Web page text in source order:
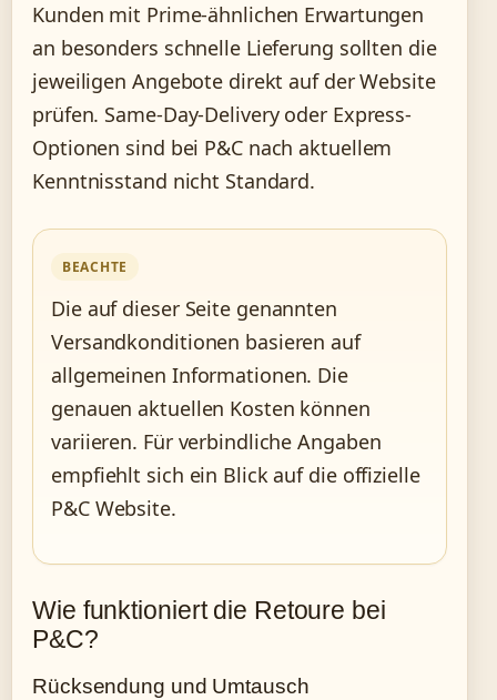
Kunden mit Prime-ähnlichen Erwartungen
an besonders schnelle Lieferung sollten die
jeweiligen Angebote direkt auf der Website
prüfen. Same-Day-Delivery oder Express-
Optionen sind bei P&C nach aktuellem
Kenntnisstand nicht Standard.
BEACHTE
Die auf dieser Seite genannten
Versandkonditionen basieren auf
allgemeinen Informationen. Die
genauen aktuellen Kosten können
variieren. Für verbindliche Angaben
empfiehlt sich ein Blick auf die offizielle
P&C Website.
Wie funktioniert die Retoure bei
P&C?
Rücksendung und Umtausch